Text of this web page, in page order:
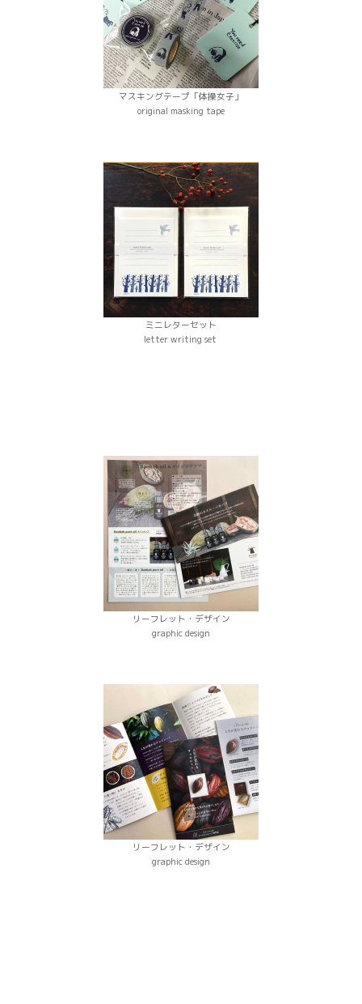
マスキングテープ「体操女子」
original masking tape
ミニレターセット
letter writing set
リーフレット・デザイン
graphic design
リーフレット・デザイン
graphic design